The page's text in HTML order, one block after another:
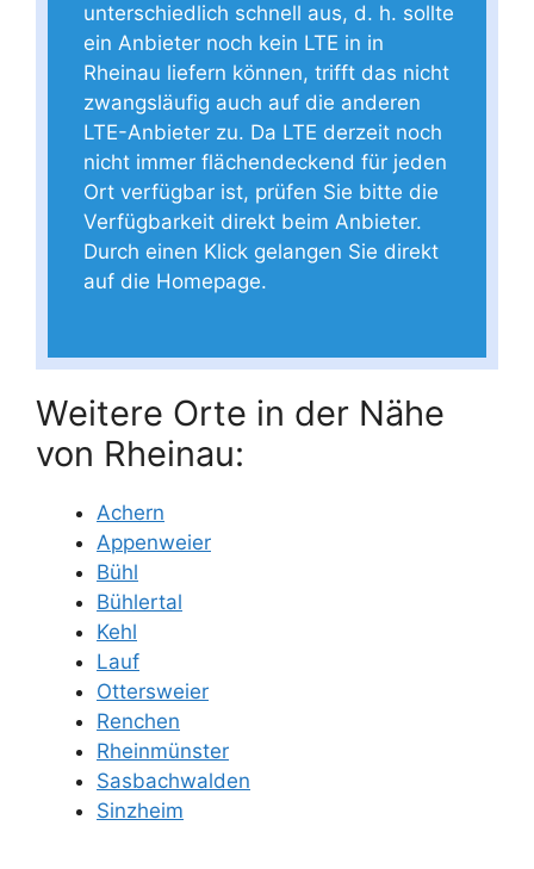
unterschiedlich schnell aus, d. h. sollte
ein Anbieter noch kein LTE in in
Rheinau liefern können, trifft das nicht
zwangsläufig auch auf die anderen
LTE-Anbieter zu. Da LTE derzeit noch
nicht immer flächendeckend für jeden
Ort verfügbar ist, prüfen Sie bitte die
Verfügbarkeit direkt beim Anbieter.
Durch einen Klick gelangen Sie direkt
auf die Homepage.
Weitere Orte in der Nähe
von Rheinau:
Achern
Appenweier
Bühl
Bühlertal
Kehl
Lauf
Ottersweier
Renchen
Rheinmünster
Sasbachwalden
Sinzheim